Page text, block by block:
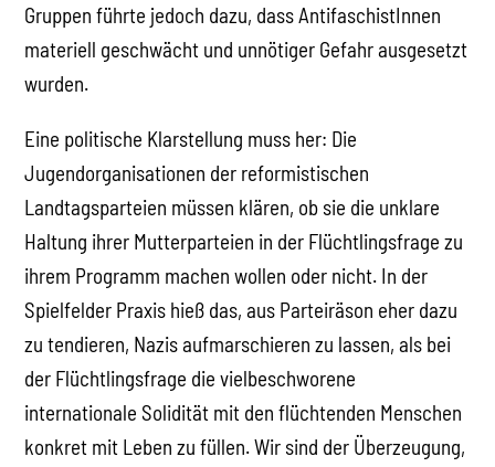
Gruppen führte jedoch dazu, dass AntifaschistInnen
materiell geschwächt und unnötiger Gefahr ausgesetzt
wurden.
Eine politische Klarstellung muss her: Die
Jugendorganisationen der reformistischen
Landtagsparteien müssen klären, ob sie die unklare
Haltung ihrer Mutterparteien in der Flüchtlingsfrage zu
ihrem Programm machen wollen oder nicht. In der
Spielfelder Praxis hieß das, aus Parteiräson eher dazu
zu tendieren, Nazis aufmarschieren zu lassen, als bei
der Flüchtlingsfrage die vielbeschworene
internationale Solidität mit den flüchtenden Menschen
konkret mit Leben zu füllen. Wir sind der Überzeugung,